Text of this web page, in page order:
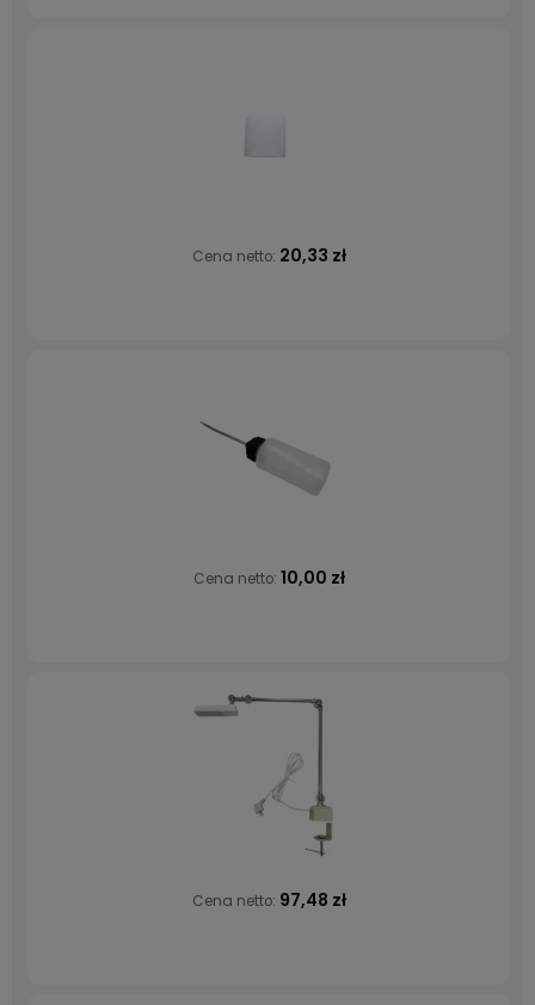
Cena netto: 20,33 zł
Cena netto: 10,00 zł
Cena netto: 97,48 zł